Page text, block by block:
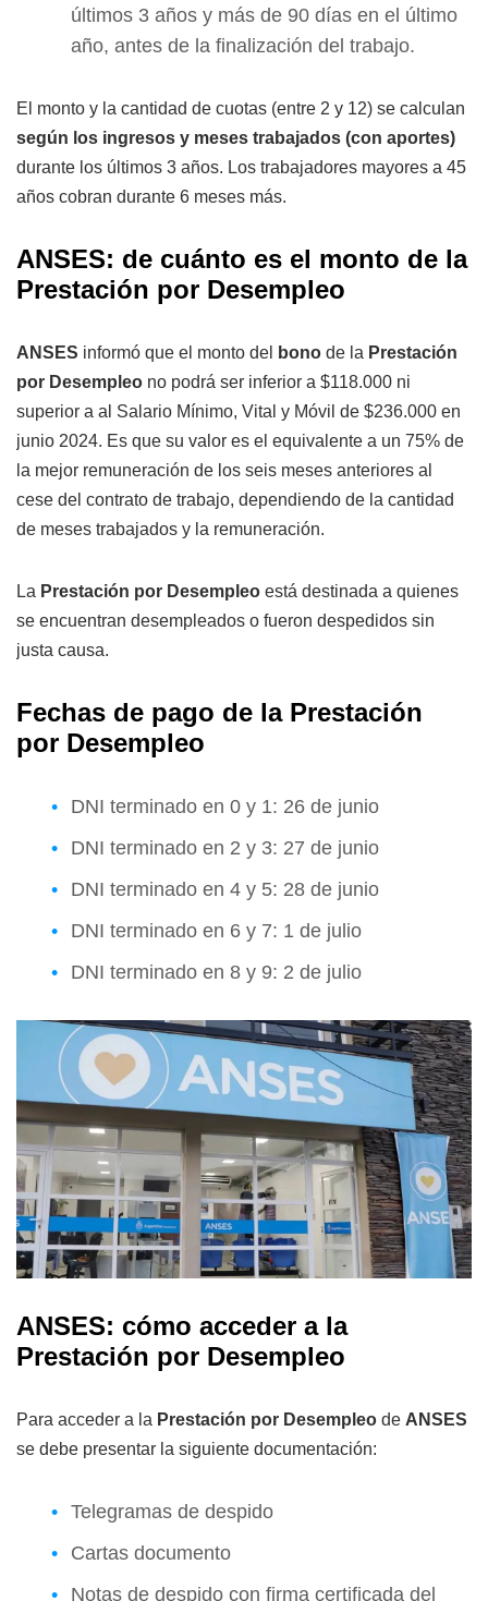
últimos 3 años y más de 90 días en el último
año, antes de la finalización del trabajo.
El monto y la cantidad de cuotas (entre 2 y 12) se calculan
según los ingresos y meses trabajados (con aportes)
durante los últimos 3 años. Los trabajadores mayores a 45
años cobran durante 6 meses más.
ANSES: de cuánto es el monto de la
Prestación por Desempleo
ANSES informó que el monto del bono de la Prestación
por Desempleo no podrá ser inferior a $118.000 ni
superior a al Salario Mínimo, Vital y Móvil de $236.000 en
junio 2024. Es que su valor es el equivalente a un 75% de
la mejor remuneración de los seis meses anteriores al
cese del contrato de trabajo, dependiendo de la cantidad
de meses trabajados y la remuneración.
La Prestación por Desempleo está destinada a quienes
se encuentran desempleados o fueron despedidos sin
justa causa.
Fechas de pago de la Prestación
por Desempleo
DNI terminado en 0 y 1: 26 de junio
DNI terminado en 2 y 3: 27 de junio
DNI terminado en 4 y 5: 28 de junio
DNI terminado en 6 y 7: 1 de julio
DNI terminado en 8 y 9: 2 de julio
ANSES: cómo acceder a la
Prestación por Desempleo
Para acceder a la Prestación por Desempleo de ANSES
se debe presentar la siguiente documentación:
Telegramas de despido
Cartas documento
Notas de despido con firma certificada del